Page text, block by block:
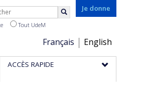
Je donne
Choix
de
la
Français English
Tout UdeM
ACCÈS RAPIDE